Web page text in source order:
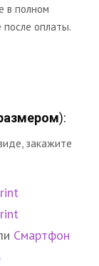
в полном
после оплаты.
):
закажите
Смартфон